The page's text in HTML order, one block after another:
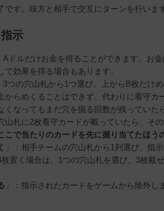
です。味方と相手で交互にターンを行いま
示
Aドルだけお金を得ることができます。お
て効果を得る場合もあります。
3つの穴山札から1つ選び、上からB枚だけ
からめくることはできず、代わりに看守
くなってもまだ穴を掘る回数が残ってい
山札に2枚看守カードが載っていたら、そ
こで当たりのカードを先に掘り当てたほう
」：相手チームの穴山札から1列選び、指
置く場合は、1つの穴山札を選び、3枚載
」：指示されたカードをゲームから除外